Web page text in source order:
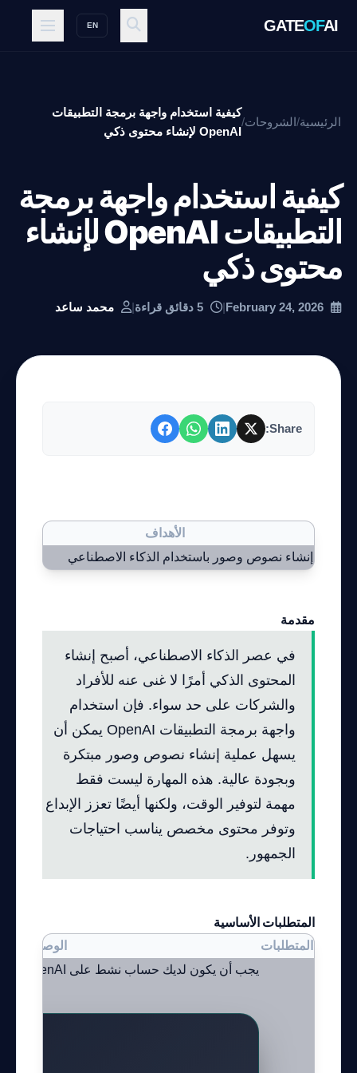
GATEOFAI
EN
الرئيسية/الشروحات/
كيفية استخدام واجهة برمجة التطبيقات
OpenAI لإنشاء محتوى ذكي
كيفية استخدام واجهة برمجة
التطبيقات OpenAI لإنشاء
محتوى ذكي
|
| محمد ساعد
Share:
الأهداف
إنشاء نصوص وصور باستخدام الذكاء الاصطناعي
مقدمة
في عصر الذكاء الاصطناعي، أصبح إنشاء
المحتوى الذكي أمرًا لا غنى عنه للأفراد
والشركات على حد سواء. فإن استخدام
واجهة برمجة التطبيقات OpenAI يمكن أن
يسهل عملية إنشاء نصوص وصور مبتكرة
وبجودة عالية. هذه المهارة ليست فقط
مهمة لتوفير الوقت، ولكنها أيضًا تعزز الإبداع
وتوفر محتوى مخصص يناسب احتياجات
الجمهور.
المتطلبات الأساسية
المتطلبات الوصف
يجب أن يكون لديك حساب نشط على OpenAI للوصول إلى واجهة برمجة...